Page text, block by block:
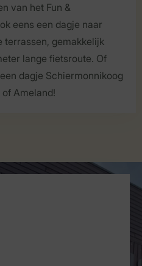
van het Fun &
eens een dagje naar
terrassen, gemakkelijk
lange fietsroute. Of
dagje Schiermonnikoog
Ameland!